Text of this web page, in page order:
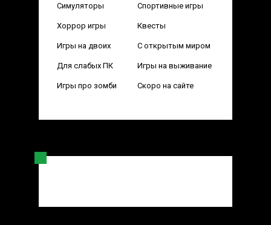
Симуляторы Спортивные игры
Хоррор игры Квесты
Игры на двоих С открытым миром
Для слабых ПК Игры на выживание
Игры про зомби Скоро на сайте